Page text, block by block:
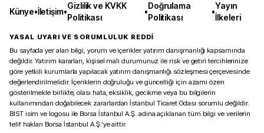
Künye•İletişim•
Gizlilik ve KVKK
Politikası
•
Doğrulama
Politikası
•
Yayın
İlkeleri
YASAL UYARI VE SORUMLULUK REDDİ
Bu sayfada yer alan bilgi, yorum ve içerikler yatırım danışmanlığı kapsamında
değildir. Yatırım kararları, kişisel mali durumunuz ile risk ve getiri tercihlerinize
göre yetkili kurumlarla yapılacak yatırım danışmanlığı sözleşmesi çerçevesinde
değerlendirilmelidir. İçeriklerin doğruluğu ve güncelliği için azami özen
gösterilmekle birlikte, olası hata, eksiklik, gecikme veya bu bilgilerin
kullanımından doğabilecek zararlardan İstanbul Ticaret Odası sorumlu değildir.
BIST isim ve logosu ile Borsa İstanbul A.Ş. adına açıklanan tüm bilgi ve verilerin
telif hakları Borsa İstanbul A.Ş.’ye aittir.